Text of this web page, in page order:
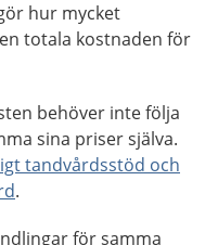
hur mycket
totala kostnaden för
behöver inte följa
sina priser själva.
tandvårdsstöd och
.
för samma